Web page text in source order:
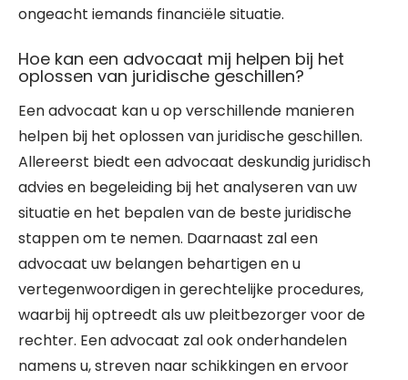
ongeacht iemands financiële situatie.
Hoe kan een advocaat mij helpen bij het
oplossen van juridische geschillen?
Een advocaat kan u op verschillende manieren
helpen bij het oplossen van juridische geschillen.
Allereerst biedt een advocaat deskundig juridisch
advies en begeleiding bij het analyseren van uw
situatie en het bepalen van de beste juridische
stappen om te nemen. Daarnaast zal een
advocaat uw belangen behartigen en u
vertegenwoordigen in gerechtelijke procedures,
waarbij hij optreedt als uw pleitbezorger voor de
rechter. Een advocaat zal ook onderhandelen
namens u, streven naar schikkingen en ervoor